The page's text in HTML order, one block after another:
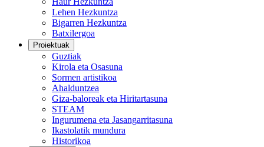
Lehen Hezkuntza
Bigarren Hezkuntza
Batxilergoa
Proiektuak
Guztiak
Kirola eta Osasuna
Sormen artistikoa
Ahalduntzea
Giza-baloreak eta Hiritartasuna
STEAM
Ingurumena eta Jasangarritasuna
Ikastolatik mundura
Historikoa